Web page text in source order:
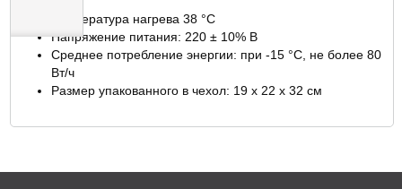
ОТЗЫВЫ
Температура нагрева 38 °C
Напряжение питания: 220 ± 10% В
Среднее потребление энергии: при -15 °C, не более 80
Вт/ч
Размер упакованного в чехол: 19 х 22 х 32 см